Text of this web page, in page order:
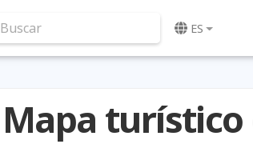
Buscar ES
Mapa turístico